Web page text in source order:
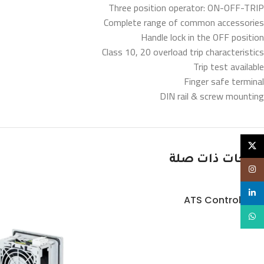
Three position operator: ON-OFF-TRIP
Complete range of common accessories
Handle lock in the OFF position
Class 10, 20 overload trip characteristics
Trip test available
Finger safe terminal
DIN rail & screw mounting
منتجات ذات صلة
ATS Controllers
linkedin